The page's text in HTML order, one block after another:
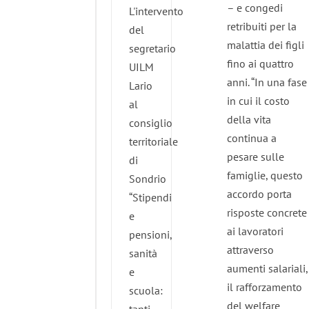
L'intervento
del
segretario
UILM
Lario
al
consiglio
territoriale
di
Sondrio
“Stipendi
e
pensioni,
sanità
e
scuola:
– e congedi
retribuiti per la
malattia dei figli
fino ai quattro
anni. “In una fase
in cui il costo
della vita
continua a
pesare sulle
famiglie, questo
accordo porta
risposte concrete
ai lavoratori
attraverso
aumenti salariali,
il rafforzamento
del welfare